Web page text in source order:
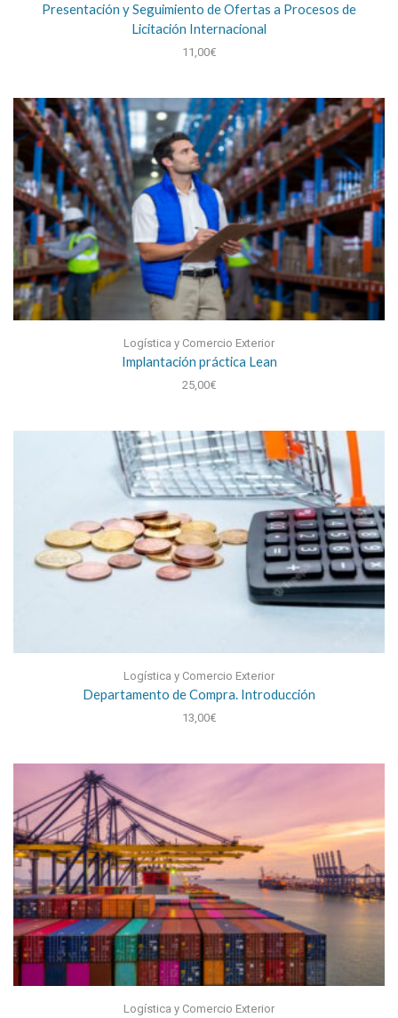
Presentación y Seguimiento de Ofertas a Procesos de
Licitación Internacional
11,00€
Logística y Comercio Exterior
Implantación práctica Lean
25,00€
Logística y Comercio Exterior
Departamento de Compra. Introducción
13,00€
Logística y Comercio Exterior